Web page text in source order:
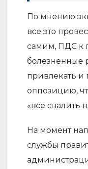
По мнению
все это
самим, ПДС к
болезненные
привлекать и
оппозицию,
«все свалить
На момент
службы